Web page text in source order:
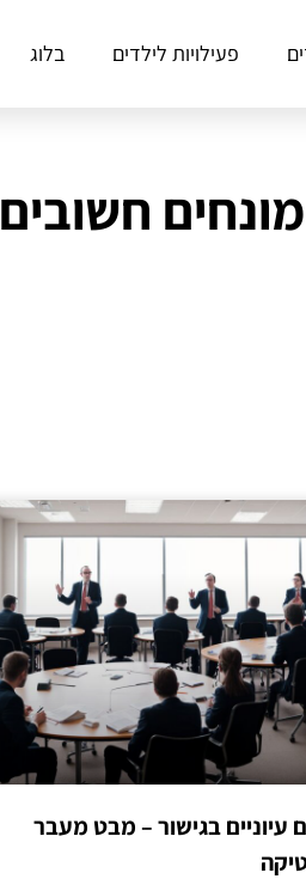
פעילויות לילדים בלוג
חשובים
עיוניים בגישור – מבט מעבר